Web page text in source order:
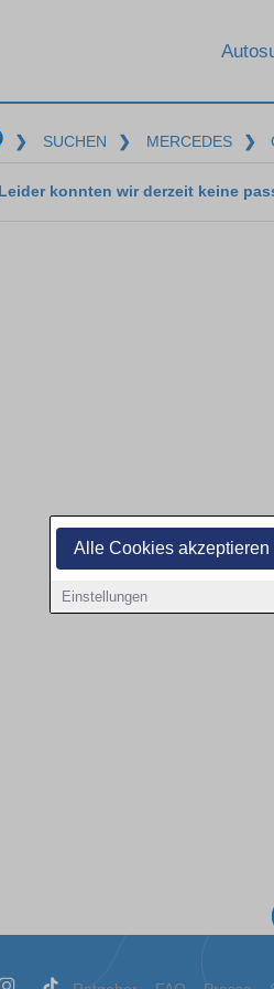
Alle Cookies akzeptieren
Einstellungen
❯ SUCHEN ❯ MERCEDES ❯
Leider konnten wir derzeit keine